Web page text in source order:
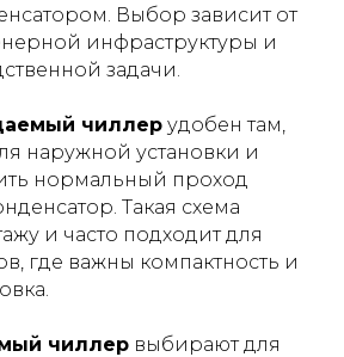
Выбор зависит от
инфраструктуры и
задачи.
чиллер удобен там,
наружной установки и
нормальный проход
Такая схема
и часто подходит для
где важны компактность и
чиллер выбирают для